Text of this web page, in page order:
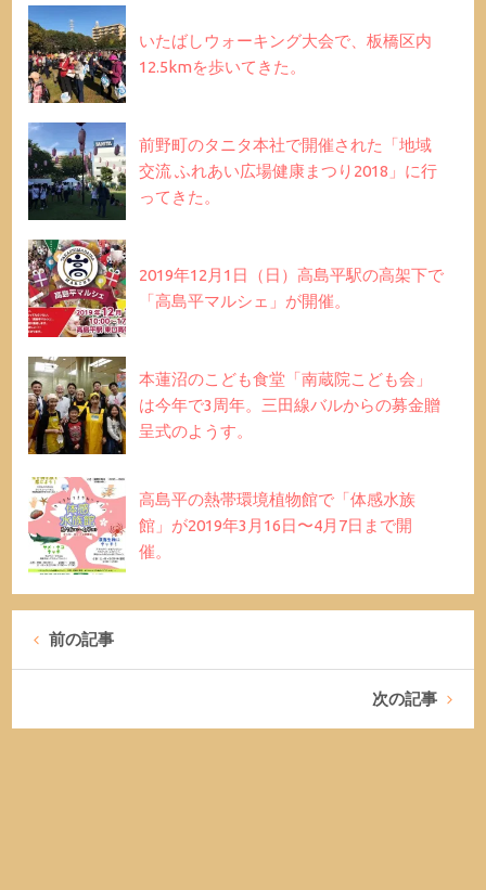
いたばしウォーキング大会で、板橋区内
12.5kmを歩いてきた。
前野町のタニタ本社で開催された「地域
交流 ふれあい広場健康まつり2018」に行
ってきた。
2019年12月1日（日）高島平駅の高架下で
「高島平マルシェ」が開催。
本蓮沼のこども食堂「南蔵院こども会」
は今年で3周年。三田線バルからの募金贈
呈式のようす。
高島平の熱帯環境植物館で「体感水族
館」が2019年3月16日〜4月7日まで開
催。
前の記事
次の記事